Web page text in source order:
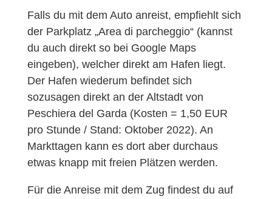
Falls du mit dem Auto anreist, empfiehlt sich
der Parkplatz „Area di parcheggio“ (kannst
du auch direkt so bei Google Maps
eingeben), welcher direkt am Hafen liegt.
Der Hafen wiederum befindet sich
sozusagen direkt an der Altstadt von
Peschiera del Garda (Kosten = 1,50 EUR
pro Stunde / Stand: Oktober 2022). An
Markttagen kann es dort aber durchaus
etwas knapp mit freien Plätzen werden.
Für die Anreise mit dem Zug findest du auf